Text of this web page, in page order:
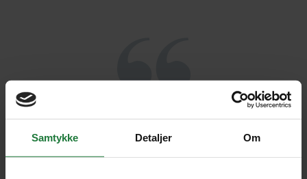
Samtykke Detaljer Om
og mange andre også. Vores primære